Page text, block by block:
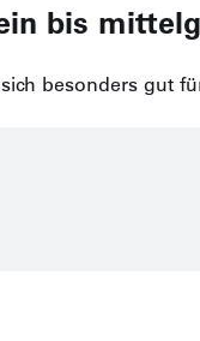
bis
besonders gut